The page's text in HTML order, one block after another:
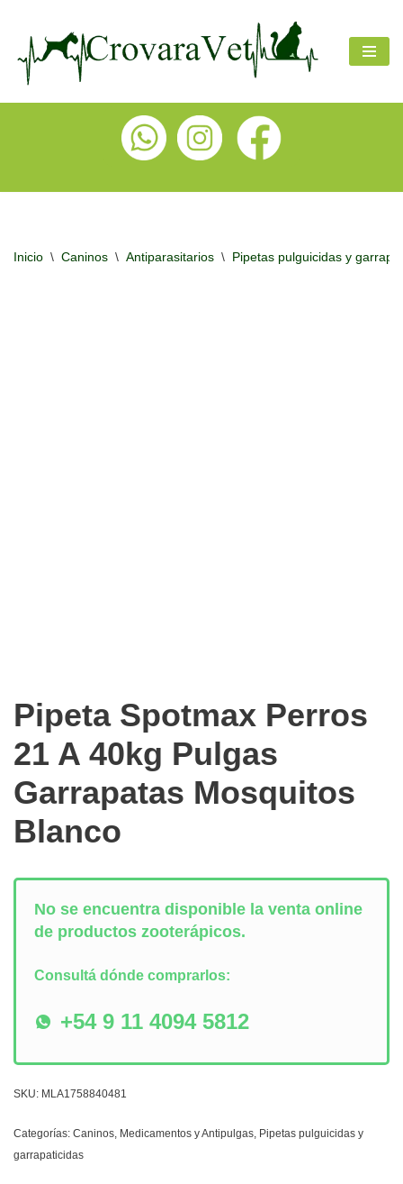
Inicio \ Caninos \ Antiparasitarios \ Pipetas pulguicidas y
Pipeta Spotmax Perros
21 A 40kg Pulgas
Garrapatas Mosquitos
Blanco
No se encuentra disponible la venta online
de productos zooterápicos.
Consultá dónde comprarlos:
+54 9 11 4094 5812
SKU: MLA1758840481
Categorías: Caninos, Medicamentos y Antipulgas, Pipetas pulguicidas y
garrapaticidas